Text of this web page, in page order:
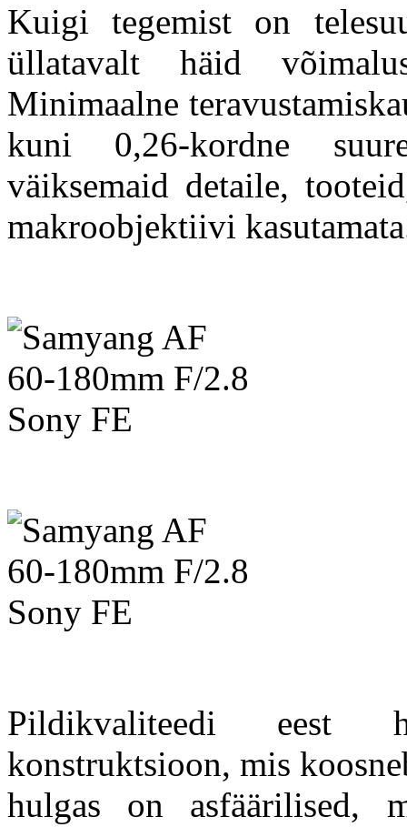
Kuigi tegemist on
üllatavalt häid
Minimaalne
kuni 0,26-kordne
väiksemaid detaile,
makroobjektiivi
Pildikvaliteedi eest
konstruktsioon, mis
hulgas on asfäärilised,